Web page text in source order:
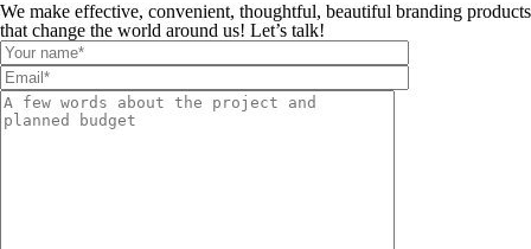
We make effective, convenient, thoughtful, beautiful branding products
that change the world around us! Let’s talk!